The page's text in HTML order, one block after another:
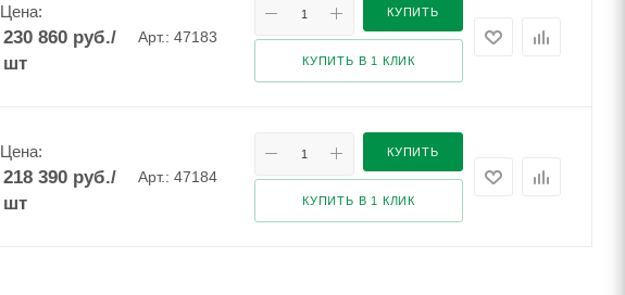
Цена:
230 860руб./
шт
Арт.: 47183
КУПИТЬ
КУПИТЬ В 1 КЛИК
Цена:
218 390руб./
шт
Арт.: 47184
КУПИТЬ
КУПИТЬ В 1 КЛИК